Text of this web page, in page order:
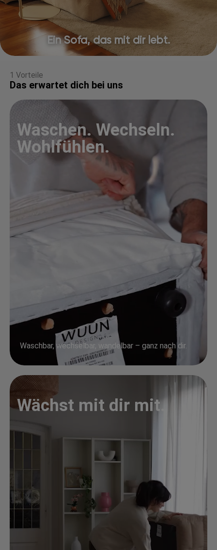
Ein Sofa, das mit dir lebt.
1 Vorteile
Das erwartet dich bei uns
Waschen. Wechseln.
Wohlfühlen.
Waschbar, wechselbar, wandelbar – ganz nach dir.
Wächst mit dir mit.